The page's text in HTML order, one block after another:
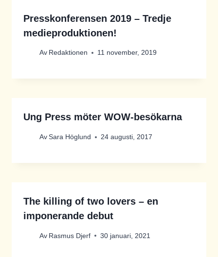
Presskonferensen 2019 – Tredje
medieproduktionen!
Av Redaktionen 11 november, 2019
Ung Press möter WOW-besökarna
Av Sara Höglund 24 augusti, 2017
The killing of two lovers – en
imponerande debut
Av Rasmus Djerf 30 januari, 2021